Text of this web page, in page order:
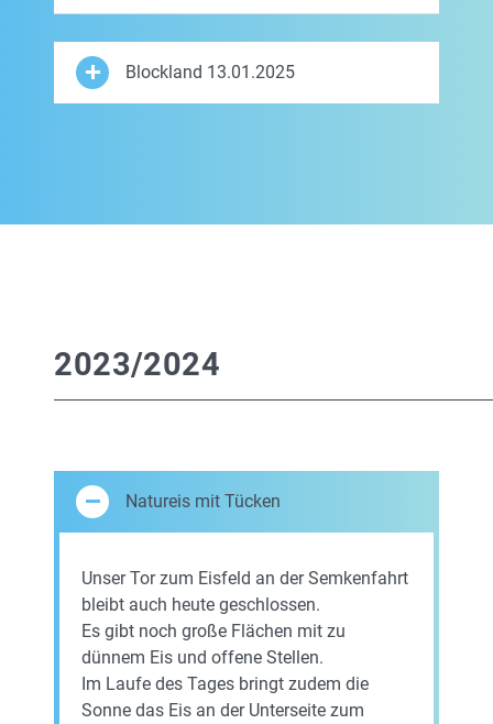
Blockland 13.01.2025
2023/2024
Natureis mit Tücken
Unser Tor zum Eisfeld an der Semkenfahrt
bleibt auch heute geschlossen.
Es gibt noch große Flächen mit zu
dünnem Eis und offene Stellen.
Im Laufe des Tages bringt zudem die
Sonne das Eis an der Unterseite zum